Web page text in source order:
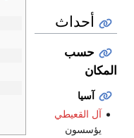
أحداث
حسب
المكان
آسيا
آل القعيطي
يؤسسون